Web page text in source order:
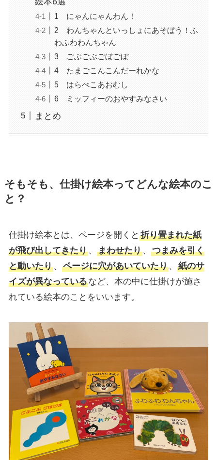
1 にゃんにゃんわん！
2 わんちゃんといっしょにあそぼう！ふ
わふわわんちゃん
3 ごぶごぶごぼごぼ
4 たまごこんこんだーれかな
5 はらぺこあおむし
6 ミッフィーのおやすみなさい
まとめ
そもそも、仕掛け絵本ってどんな絵本のこ
と？
仕掛け絵本とは、ページを開くと 折り畳まれた紙
が飛び出してきたり、 まわせたり、 つまみを引く
と動いたり、 ページに穴があいていたり、 紙のサ
イズが異なっているなど、本の中に仕掛けが施さ
れている絵本のことをいいます。